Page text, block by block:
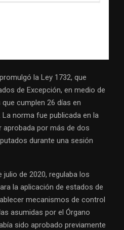
la Ley 1732, que
de Excepción, en medio de
cumplen 26 días en
norma fue publicada en la
aprobada por más de dos
durante una sesión
julio de 2020, regulaba los
la aplicación de estados de
mecanismos de control
asumidas por el Órgano
sido aprobado previamente